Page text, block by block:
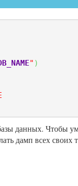
" )
данных. Чтобы
дамп всех своих